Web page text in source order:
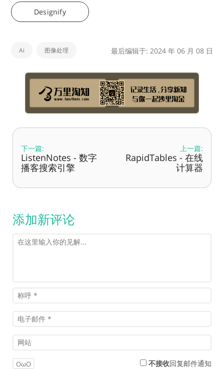
Designify
Ai 图像处理 最后编辑于: 2024 年 06 月 08 日
下一篇:
ListenNotes - 数字
播客搜索引擎
上一篇:
RapidTables - 在线
计算器
添加新评论
OωO 不接收回复邮件通知